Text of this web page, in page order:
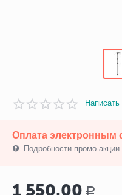
Написать
Оплата электронным
Подробности промо-акции
1 550.00 Р